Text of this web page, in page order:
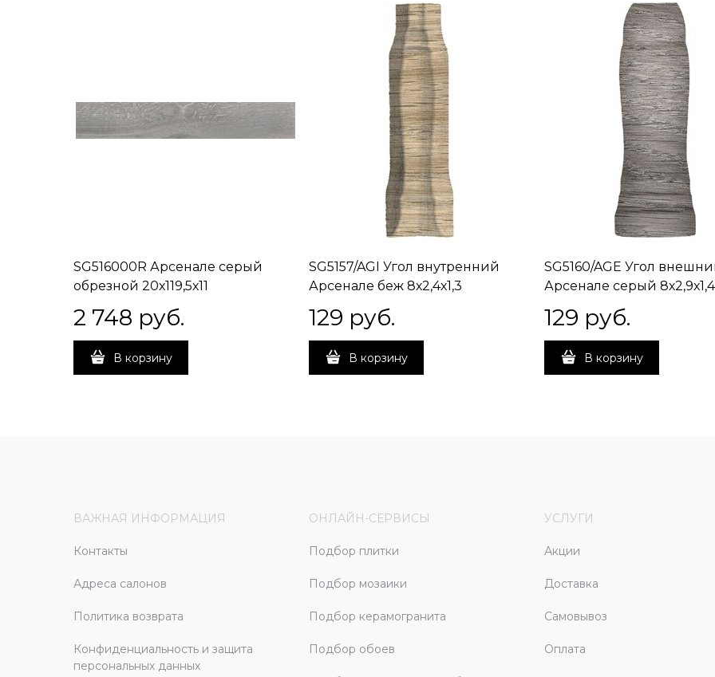
SG516000R Арсенале серый
обрезной 20х119,5х11
2 748 руб.
В корзину
SG5157/AGI Угол внутренний
Арсенале беж 8х2,4х1,3
129 руб.
В корзину
SG5160/AGE Угол
Арсенале серый 8х2,9х1,4
129 руб.
В корзину
ВАЖНАЯ ИНФОРМАЦИЯ
Контакты
Адреса салонов
Политика возврата
Конфиденциальность и защита
персональных данных
ОНЛАЙН-СЕРВИСЫ
Подбор плитки
Подбор мозаики
Подбор керамогранита
Подбор обоев
УСЛУГИ
Акции
Доставка
Самовывоз
Оплата